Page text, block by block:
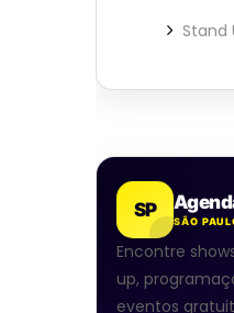
Stand
SP
SÃO
Encontre
up,
eventos